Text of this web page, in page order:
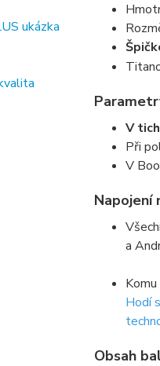
V
Při
V
Napojení
a
Hodí
Obsah